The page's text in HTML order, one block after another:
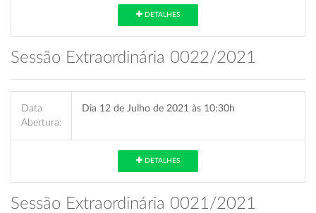
DETALHES
Sessão Extraordinária 0022/2021
Data
Abertura:
Dia 12 de Julho de 2021 às 10:30h
DETALHES
Sessão Extraordinária 0021/2021